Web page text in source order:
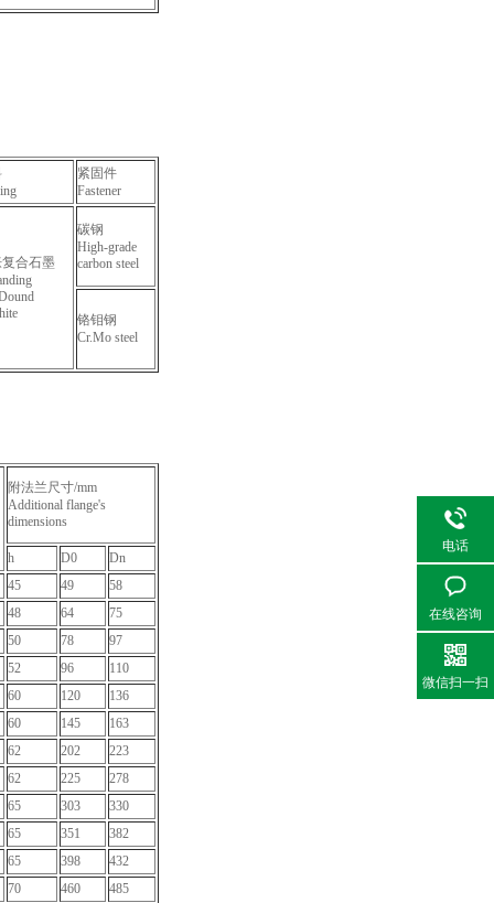
紧固件
Fastener
复合石墨
碳钢
High-grade
carbon steel
铬钼钢
Cr.Mo steel
附法兰尺寸/mm
Additional flange's
dimensions
h D0
Dn
45 49
58
48 64
75
50 78
97
52 96
110
60 120
136
60 145
163
62 202
223
62 225
278
65 303
330
65 351
382
65 398
432
70 460
485
电话
在线咨询
微信扫一扫